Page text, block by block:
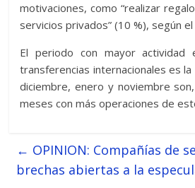
motivaciones, como “realizar
servicios privados” (10 %), según
El periodo con mayor actividad
transferencias internacionales es
diciembre, enero y noviembre
meses con más operaciones de
← OPINION: Compañías de
brechas abiertas a la